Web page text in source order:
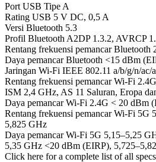
Port USB Tipe A
Rating USB 5 V DC, 0,5 A
Versi Bluetooth 5.3
Profil Bluetooth A2DP 1.3.2, AVRCP
Rentang frekuensi pemancar Bluetooth
Daya pemancar Bluetooth <15 dBm
Jaringan Wi-Fi IEEE 802.11 a/b/g/n/
Rentang frekuensi pemancar Wi-Fi 2.4G
ISM 2,4 GHz, AS 11 Saluran, Eropa
Daya pemancar Wi-Fi 2.4G < 20 dBm
Rentang frekuensi pemancar Wi-Fi 5G
5,825 GHz
Daya pemancar Wi-Fi 5G 5,15–5,25
5,35 GHz <20 dBm (EIRP),
Click here for a complete list of all